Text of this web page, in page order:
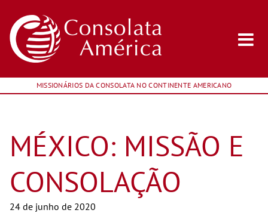
MISSIONÁRIOS DA CONSOLATA NO CONTINENTE AMERICANO
MÉXICO: MISSÃO E
CONSOLAÇÃO
24 de junho de 2020